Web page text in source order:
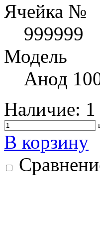
Ячейка №
999999
Модель
Анод
Наличие:
В корзину